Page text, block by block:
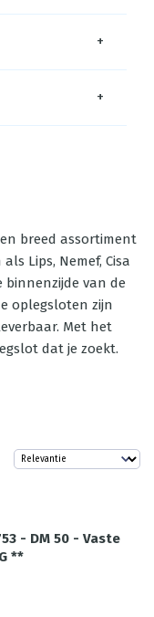
breed assortiment
Lips, Nemef, Cisa
binnenzijde van de
oplegsloten zijn
Met het
dat je zoekt.
- DM 50 - Vaste
**
+
+